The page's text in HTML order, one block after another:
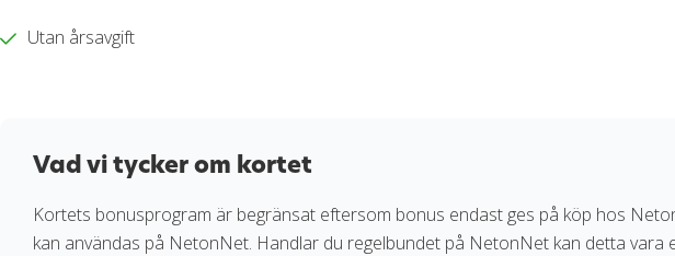
Utan årsavgift
Vad vi tycker om kortet
Kortets bonusprogram är begränsat eftersom bonus endast ges på köp hos
kan användas på NetonNet. Handlar du regelbundet på NetonNet kan detta vara